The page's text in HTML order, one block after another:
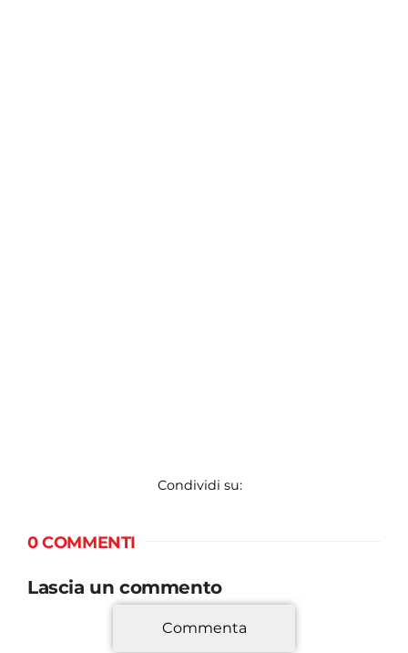
Condividi su:
0 COMMENTI
Lascia un commento
*
Commenta